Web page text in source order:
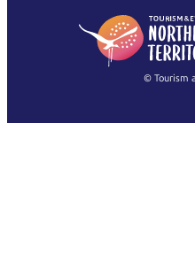
English
(Singapore)
© Tourism